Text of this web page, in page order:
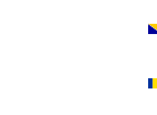
1 | Drückerstift | Drückerstift GT